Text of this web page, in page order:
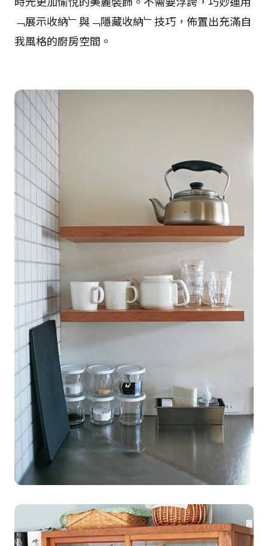
﹁展示收納﹂與﹁隱藏收納﹂技巧，佈置出充滿自
我風格的廚房空間。